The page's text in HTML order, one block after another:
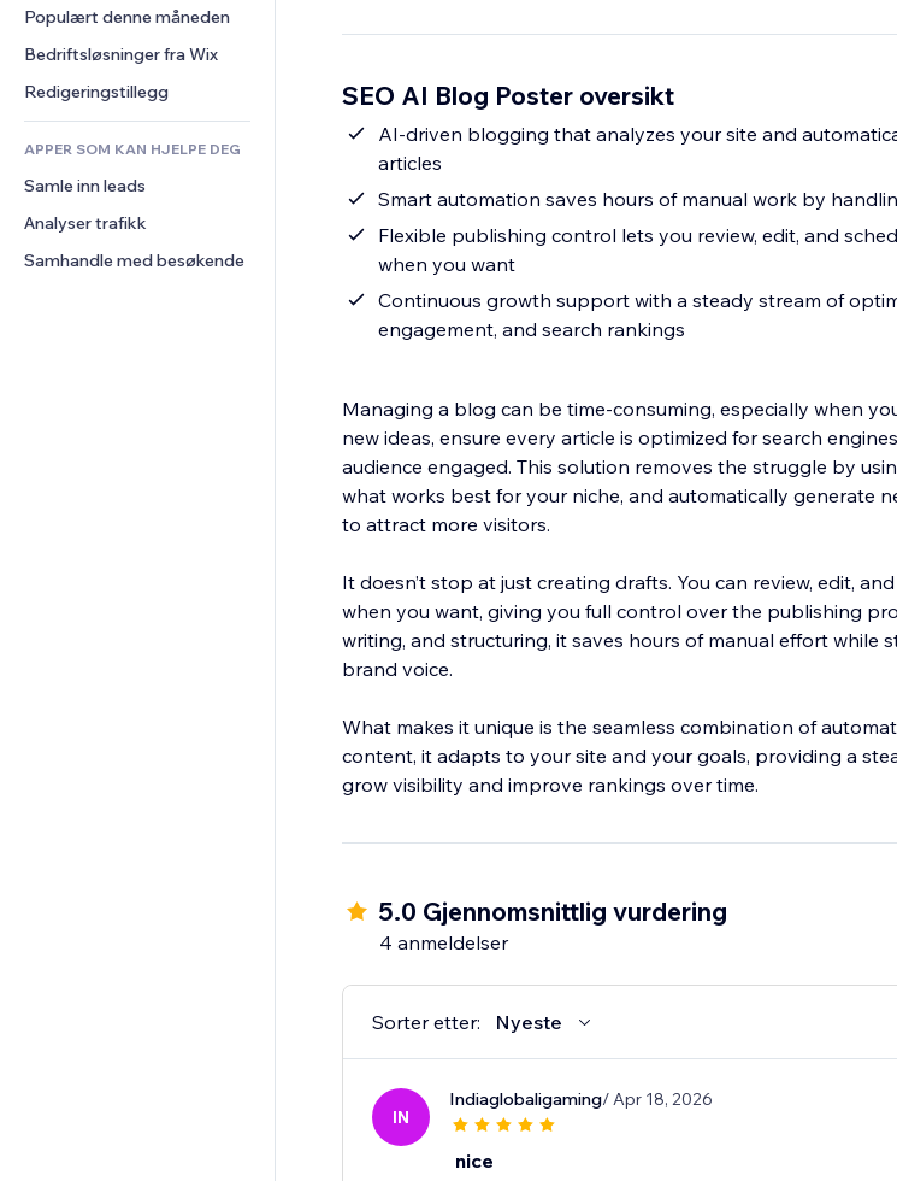
Priser og abonnement
Folkefinansiering
Mat og drikke
Fildeling
Nyheter
Knapper og menyer
Bannere og merker
Kalkulatorer
Søk
Vær
Diagrammer og tabeller
Kommentarer
Telefon
Samfunn
Anmeldelser og
Populært denne måneden
Bedriftsløsninger fra Wix
Redigeringstillegg
APPER SOM KAN HJELPE DEG
Samle inn leads
Analyser trafikk
Samhandle med besøkende
SEO AI Blog Poster oversikt
AI-driven blogging that analyzes your site and
articles
Smart automation saves hours of manual work by
Flexible publishing control lets you review, edit, and
when you want
Continuous growth support with a steady stream of
engagement, and search rankings
Managing a blog can be time-consuming, especially when
new ideas, ensure every article is optimized for search
audience engaged. This solution removes the struggle by
what works best for your niche, and automatically generate
to attract more visitors.
It doesn’t stop at just creating drafts. You can review, edit,
when you want, giving you full control over the publishing
writing, and structuring, it saves hours of manual effort while
brand voice.
What makes it unique is the seamless combination of
content, it adapts to your site and your goals, providing a
grow visibility and improve rankings over time.
5.0 Gjennomsnittlig vurdering
4 anmeldelser
Sorter etter: Nyeste
IN
Indiaglobaligaming/ Apr 18, 2026
nice